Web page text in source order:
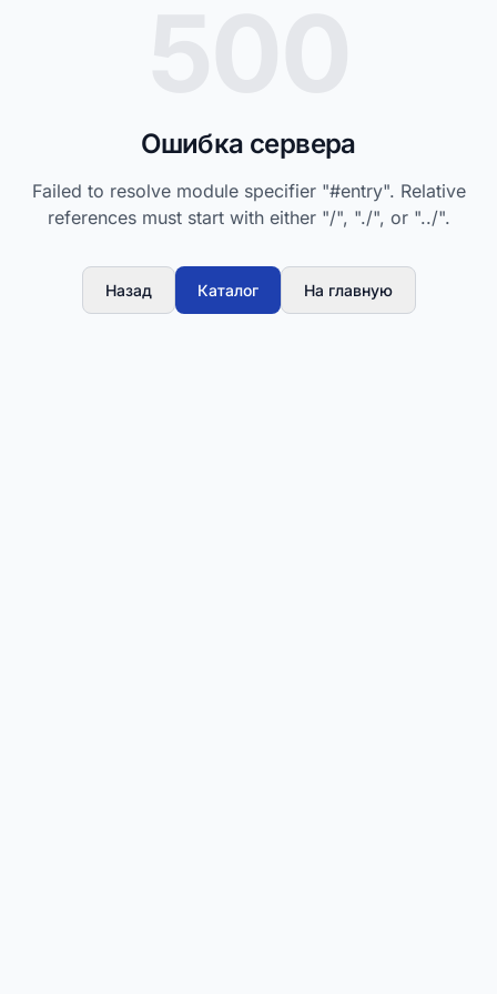
Ошибка сервера
Failed to resolve module specifier "#entry". Relative
references must start with either "/", "./", or "../".
Назад Каталог На главную